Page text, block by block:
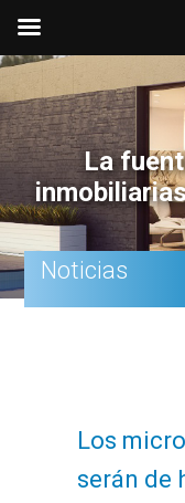
Saltar
a
la
navegación
principal
Saltar
al
contenido
principal
Saltar
a
la
barra
lateral
principal
La
Noticias
Los
serán de